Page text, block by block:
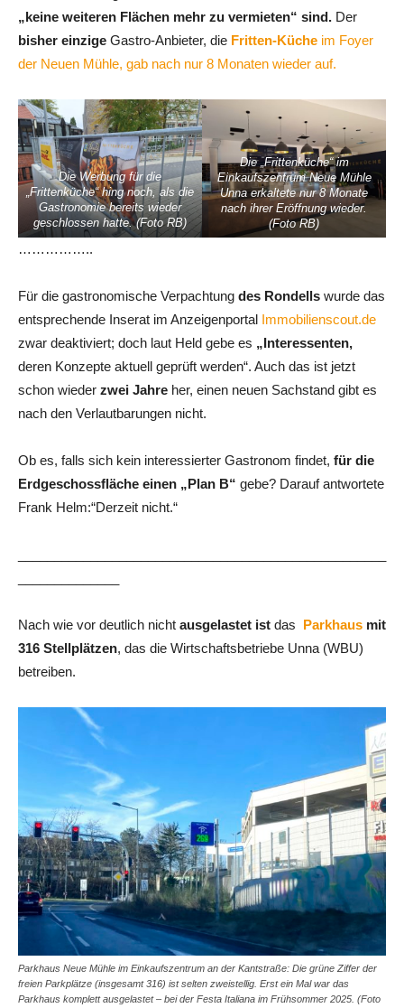
„keine weiteren Flächen mehr zu vermieten“ sind. Der
bisher einzige Gastro-Anbieter, die Fritten-Küche im Foyer
der Neuen Mühle, gab nach nur 8 Monaten wieder auf.
Die Werbung für die
„Frittenküche“ hing noch, als die
Gastronomie bereits wieder
geschlossen hatte. (Foto RB)
Die „Frittenküche“ im
Einkaufszentrum Neue Mühle
Unna erkaltete nur 8 Monate
nach ihrer Eröffnung wieder.
(Foto RB)
……………..
Für die gastronomische Verpachtung des Rondells wurde das
entsprechende Inserat im Anzeigenportal Immobilienscout.de
zwar deaktiviert; doch laut Held gebe es „Interessenten,
deren Konzepte aktuell geprüft werden“. Auch das ist jetzt
schon wieder zwei Jahre her, einen neuen Sachstand gibt es
nach den Verlautbarungen nicht.
Ob es, falls sich kein interessierter Gastronom findet, für die
Erdgeschossfläche einen „Plan B“ gebe? Darauf antwortete
Frank Helm:“Derzeit nicht.“
Nach wie vor deutlich nicht ausgelastet ist das Parkhaus mit
316 Stellplätzen, das die Wirtschaftsbetriebe Unna (WBU)
betreiben.
Parkhaus Neue Mühle im Einkaufszentrum an der Kantstraße: Die grüne Ziffer der
freien Parkplätze (insgesamt 316) ist selten zweistellig. Erst ein Mal war das
Parkhaus komplett ausgelastet – bei der Festa Italiana im Frühsommer 2025. (Foto